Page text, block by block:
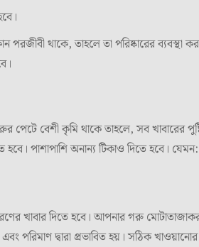
থাকে, তাহলে তা পরিষ্কারের ব্যবস্থা
পেটে বেশী কৃমি থাকে তাহলে, সব
হবে। পাশাপাশি অনান্য টিকাও দিতে হবে।
খাবার দিতে হবে। আপনার গরু
পরিমাণ দ্বারা প্রভাবিত হয়। সঠিক